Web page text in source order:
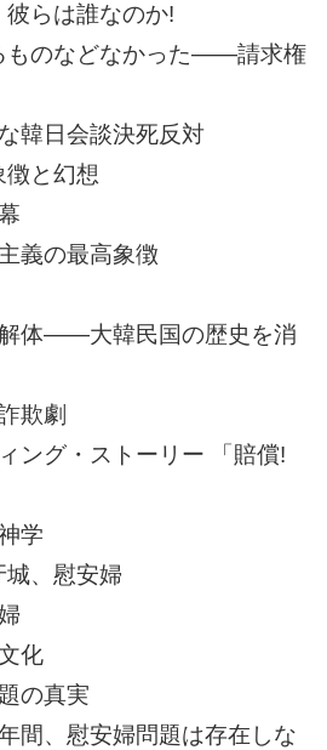
らは誰なのか!
ものなどなかった――請求権
韓日会談決死反対
徴と幻想
義の最高象徴
体――大韓民国の歴史を消
欺劇
ング・ストーリー 「賠償!
学
、慰安婦
化
の真実
間、慰安婦問題は存在しな